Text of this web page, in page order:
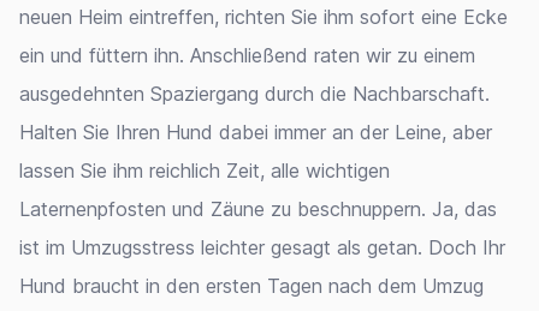
neuen Heim eintreffen, richten Sie ihm sofort eine Ecke
ein und füttern ihn. Anschließend raten wir zu einem
ausgedehnten Spaziergang durch die Nachbarschaft.
Halten Sie Ihren Hund dabei immer an der Leine, aber
lassen Sie ihm reichlich Zeit, alle wichtigen
Laternenpfosten und Zäune zu beschnuppern. Ja, das
ist im Umzugsstress leichter gesagt als getan. Doch Ihr
Hund braucht in den ersten Tagen nach dem Umzug